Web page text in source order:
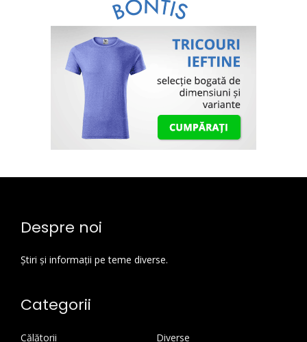
Despre noi
Știri și informații pe teme diverse.
Categorii
Călătorii Diverse